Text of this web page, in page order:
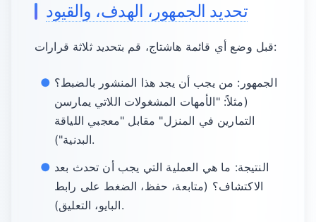
تحديد الجمهور، الهدف، والقيود
قبل وضع أي قائمة هاشتاج، قم بتحديد ثلاثة قرارات:
الجمهور: من يجب أن يجد هذا المنشور بالضبط؟
(مثلاً: "الأمهات المشغولات اللاتي يمارسن
التمارين في المنزل" مقابل "معجبي اللياقة
البدنية").
النتيجة: ما هي العملية التي يجب أن تحدث بعد
الاكتشاف؟ (متابعة، حفظ، الضغط على رابط
البايو، التعليق).